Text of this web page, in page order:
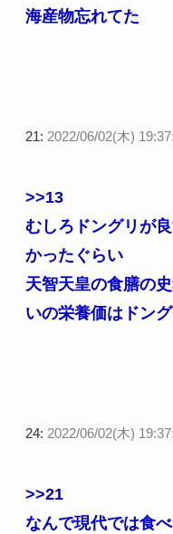
海産物忘れてた
21: 2022/06/02(木)
>>13
むしろドングリが
かったぐらい
天智天皇の食膳の
いの栄養価はドン
24: 2022/06/02(木)
>>21
なんで現代では食